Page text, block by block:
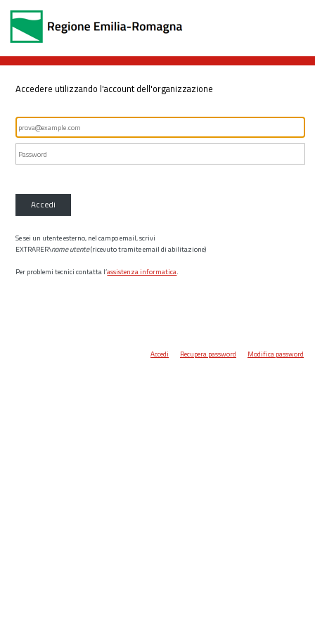
Accedere utilizzando l'account dell'organizzazione
Accedi
Se sei un utente esterno, nel campo email, scrivi
EXTRARER\nome utente(ricevuto tramite email di abilitazione)
Per problemi tecnici contatta l’assistenza informatica.
Accedi Recupera password Modifica password